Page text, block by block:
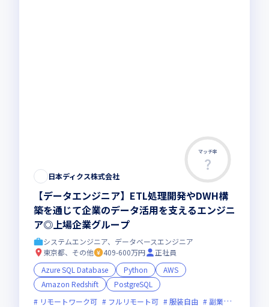
マッチ率
日本ディクス株式会社
【データエンジニア】ETL処理開発やDWH構
築を通じて企業のデータ活用を支えるエンジニ
ア◎上場企業グループ
システムエンジニア、データベースエンジニア
東京都、その他
409-600万円
正社員
Azure SQL Database
Python
AWS
Amazon Redshift
PostgreSQL
リモートワーク可
フルリモート可 服装自由 副業可